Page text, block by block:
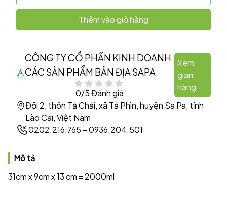
Thêm vào giỏ hàng
CÔNG TY CỔ PHẦN KINH DOANH
CÁC SẢN PHẨM BẢN ĐỊA SAPA
0/5 Đánh giá
Xem
gian
hàng
Đội 2, thôn Tả Chải, xã Tả Phìn, huyện Sa Pa, tỉnh
Lào Cai, Việt Nam
0202.216.765 – 0936.204.501
Mô tả
31cm x 9cm x 13 cm = 2000ml